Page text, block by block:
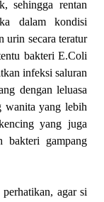
sehingga rentan
dalam kondisi
urin secara teratur
bakteri E.Coli
infeksi saluran
dengan leluasa
wanita yang lebih
yang juga
bakteri gampang
agar si